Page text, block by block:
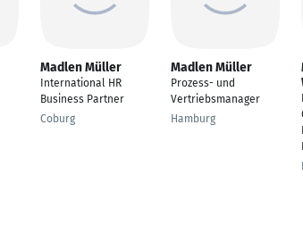
Madlen Müller
International HR
Business Partner
Coburg
Madlen Müller
Prozess- und
Vertriebsmanager
Hamburg